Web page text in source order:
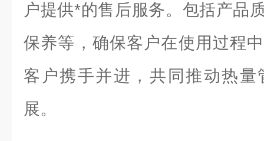
户提供*的售后服务。包括产品
保养等，确保客户在使用过程
客户携手并进，共同推动热
展。